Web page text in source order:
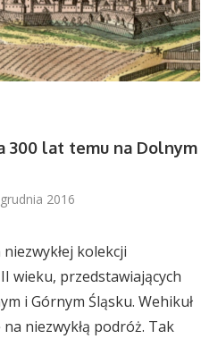
300 lat temu na Dolnym
2016
kolekcji
wieku, przedstawiających
i Górnym Śląsku. Wehikuł
niezwykłą podróż. Tak